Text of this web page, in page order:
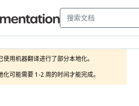
用机器翻译进行了部分本地化。
可能需要 1-2 周的时间才能完成。